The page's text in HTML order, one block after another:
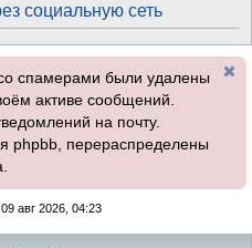
социальную сеть
спамерами были удалены
активе сообщений.
на почту.
phpbb, перераспределены
авг 2026, 04:23